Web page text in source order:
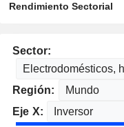
Rendimiento Sectorial
Sector:
Región:
Eje X: